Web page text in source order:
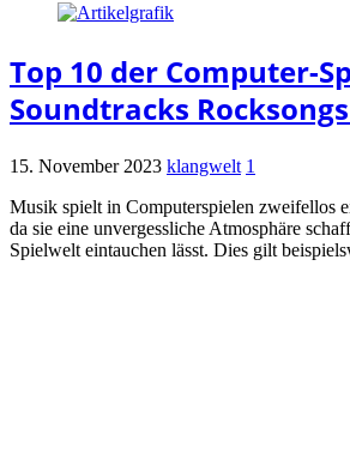
Top 10 der Computer-
Soundtracks
15. November 2023 klangwelt 1
Musik spielt in Computerspielen zweifellos
da sie eine unvergessliche Atmosphäre
Spielwelt eintauchen lässt. Dies gilt